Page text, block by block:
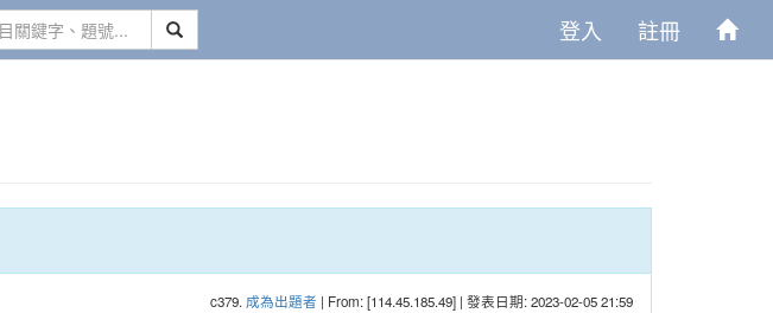
登入 註冊
c379. 成為出題者 | From: [114.45.185.49] | 發表日期: 2023-02-05 21:59